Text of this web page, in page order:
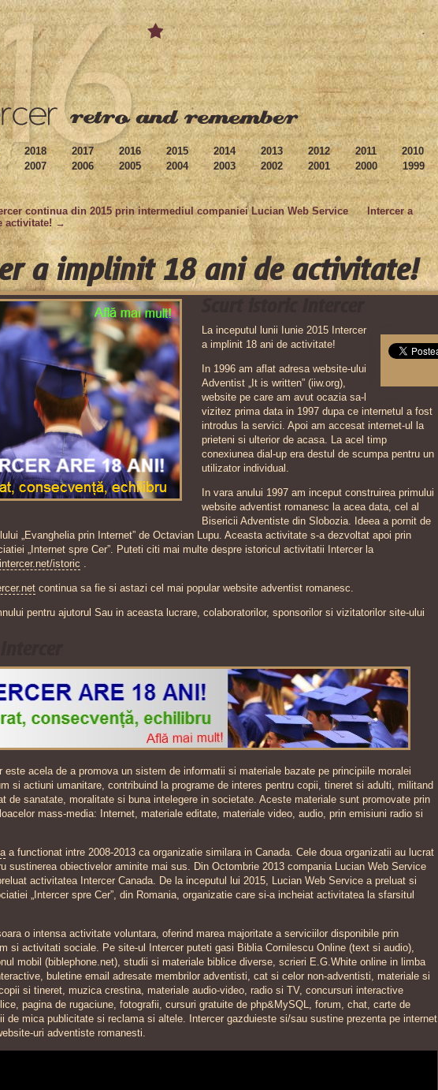
2018 2017 2016 2015 2014 2013 2012 2011
2010
2007 2006 2005 2004 2003 2002 2001 2000
1999
continua din 2015 prin intermediul companiei Lucian Web Service
Intercer a
activitate! →
a implinit 18 ani de activitate!
La inceputul lunii Iunie 2015 Intercer
a implinit 18 ani de activitate!
In 1996 am aflat adresa website-ului
Adventist „It is written” (iiw.org),
website pe care am avut ocazia sa-l
vizitez prima data in 1997 dupa ce internetul a fost
introdus la servici. Apoi am accesat internet-ul la
prieteni si ulterior de acasa. La acel timp
conexiunea dial-up era destul de scumpa pentru un
utilizator individual.
In vara anului 1997 am inceput construirea primului
website adventist romanesc la acea data, cel al
Bisericii Adventiste din Slobozia. Ideea a pornit de
„Evanghelia prin Internet” de Octavian Lupu. Aceasta activitate s-a dezvoltat apoi prin
„Internet spre Cer”. Puteti citi mai multe despre istoricul activitatii Intercer la
istoric .
continua sa fie si astazi cel mai popular website adventist romanesc.
pentru ajutorul Sau in aceasta lucrare, colaboratorilor, sponsorilor si vizitatorilor site-ului
este acela de a promova un sistem de informatii si materiale bazate pe principiile moralei
si actiuni umanitare, contribuind la programe de interes pentru copii, tineret si adulti, militand
de sanatate, moralitate si buna intelegere in societate. Aceste materiale sunt promovate prin
mass-media: Internet, materiale editate, materiale video, audio, prin emisiuni radio si
a functionat intre 2008-2013 ca organizatie similara in Canada. Cele doua organizatii au lucrat
sustinerea obiectivelor aminite mai sus. Din Octombrie 2013 compania Lucian Web Service
activitatea Intercer Canada. De la inceputul lui 2015, Lucian Web Service a preluat si
„Intercer spre Cer”, din Romania, organizatie care si-a incheiat activitatea la sfarsitul
o intensa activitate voluntara, oferind marea majoritate a serviciilor disponibile prin
si activitati sociale. Pe site-ul Intercer puteti gasi Biblia Cornilescu Online (text si audio),
mobil (biblephone.net), studii si materiale biblice diverse, scrieri E.G.White online in limba
buletine email adresate membrilor adventisti, cat si celor non-adventisti, materiale si
si tineret, muzica crestina, materiale audio-video, radio si TV, concursuri interactive
pagina de rugaciune, fotografii, cursuri gratuite de php&MySQL, forum, chat, carte de
de mica publicitate si reclama si altele. Intercer gazduieste si/sau sustine prezenta pe internet
uri adventiste romanesti.